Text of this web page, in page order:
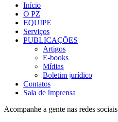
Início
O PZ
EQUIPE
Serviços
PUBLICAÇÕES
Artigos
E-books
Mídias
Boletim jurídico
Contatos
Sala de Imprensa
Acompanhe a gente nas redes sociais